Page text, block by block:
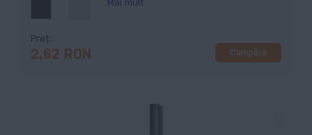
Mai mult
Preț
2,62 RON Cumpără